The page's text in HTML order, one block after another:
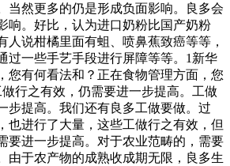
当然更多的仍是形成负面影响。良多会
响。好比，认为进口奶粉比国产奶粉
人说柑橘里面有蛆、喷鼻蕉致癌等等，
过一些手艺手段进行屏障等等。1新华
您有何看法和？正在食物管理方面，您
行之有效，仍需要进一步提高。工做
步提高。我们还有良多工做要做。过
也进行了大量，这些工做行之有效，但
要进一步提高。对于农业范畴的，需要
由于农产物的成熟收成期无限，良多生